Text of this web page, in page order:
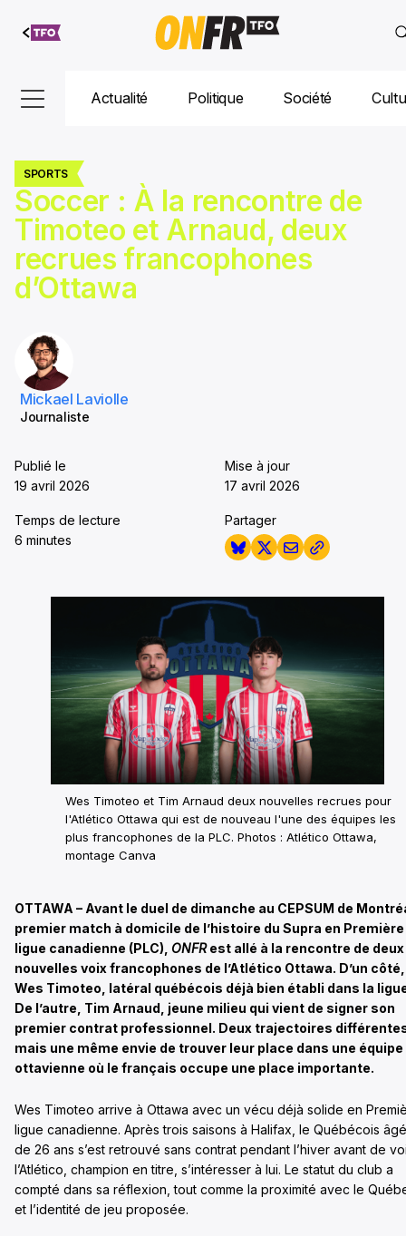
Aller au
contenu
Actualité Politique Société
SPORTS
Soccer : À la rencontre de
Timoteo et Arnaud, deux
recrues francophones
d’Ottawa
Mickael Laviolle
Journaliste
Publié le
19 avril 2026
Mise à jour
17 avril 2026
Temps de lecture
6 minutes
Partager
Wes Timoteo et Tim Arnaud deux nouvelles recrues pour
l'Atlético Ottawa qui est de nouveau l'une des équipes les
plus francophones de la PLC. Photos : Atlético Ottawa,
montage Canva
OTTAWA – Avant le duel de dimanche au CEPSUM de
premier match à domicile de l’histoire du Supra en Première
ligue canadienne (PLC), ONFRest allé à la rencontre de deux
nouvelles voix francophones de l’Atlético Ottawa. D’un côté,
Wes Timoteo, latéral québécois déjà bien établi dans la
De l’autre, Tim Arnaud, jeune milieu qui vient de signer son
premier contrat professionnel. Deux trajectoires
mais une même envie de trouver leur place dans une équipe
ottavienne où le français occupe une place importante.
Wes Timoteo arrive à Ottawa avec un vécu déjà solide en
ligue canadienne. Après trois saisons à Halifax, le Québécois âgé
de 26 ans s’est retrouvé sans contrat pendant l’hiver avant de
l’Atlético, champion en titre, s’intéresser à lui. Le statut du club a
compté dans sa réflexion, tout comme la proximité avec le
et l’identité de jeu proposée.